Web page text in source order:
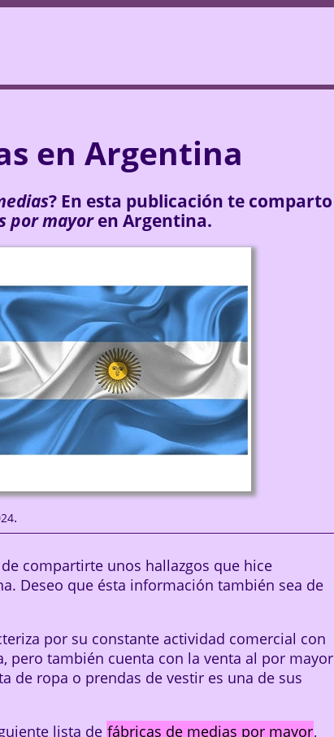
en Argentina
? En esta publicación te comparto
por mayoren Argentina.
.
compartirte unos hallazgos que hice
Deseo que ésta información también sea de
por su constante actividad comercial con
pero también cuenta con la venta al por mayor
de ropa o prendas de vestir es una de sus
lista de fábricas de medias por mayor,